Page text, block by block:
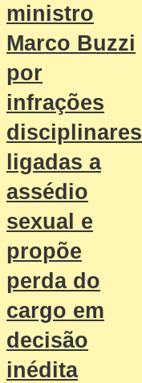
ministro
Marco Buzzi
por
infrações
disciplinares
ligadas a
assédio
sexual e
propõe
perda do
cargo em
decisão
inédita